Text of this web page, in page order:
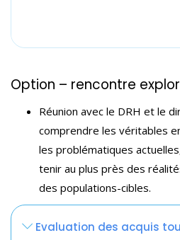
Les points abordés :
◉ Théorie : Apports
◉ Pratique
Travail en sous groupe de
différentes problématiques
solutions en interne avec les
Formateurs et
Méthodes
Formation en distanciel
Support de formation
Quizz
séquence de
Une bibliographie et
pédagogiques
publications, etc.)
Les supports
Des ressources
Option – rencontre
Réunion avec le DRH et le
comprendre les véritables
les problématiques
tenir au plus près des
des populations-cibles.
Evaluation des acquis